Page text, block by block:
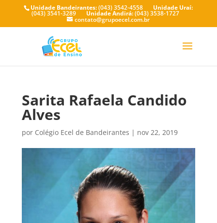
Unidade Bandeirantes:(043) 3542-4558 Unidade Uraí:
(043) 3541-3289 Unidade Andirá:(043) 3538-1727
contato@grupoecel.com.br
Sarita Rafaela Candido
Alves
por Colégio Ecel de Bandeirantes | nov 22, 2019